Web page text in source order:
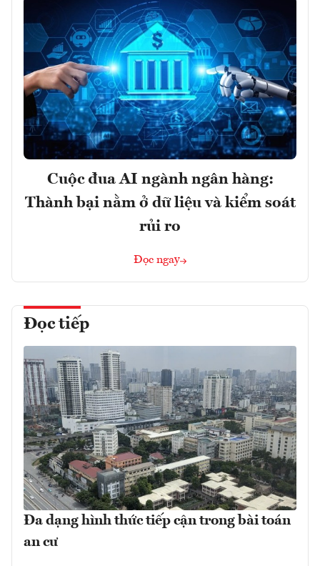
Cuộc đua AI ngành ngân hàng:
Thành bại nằm ở dữ liệu và kiểm soát
rủi ro
Đọc ngay
Đọc tiếp
Đa dạng hình thức tiếp cận trong bài toán
an cư